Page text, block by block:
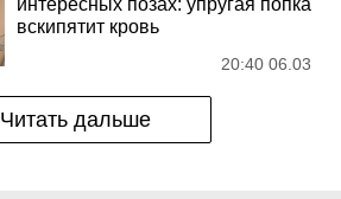
интересных позах: упругая попка
вскипятит кровь
20:40 06.03
Читать дальше